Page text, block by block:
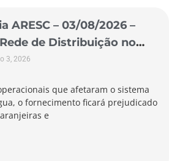
ARESC – 03/08/2026 –
de Distribuição no
Brava
3, 2026
que afetaram o sistema
o fornecimento ficará prejudicado
e